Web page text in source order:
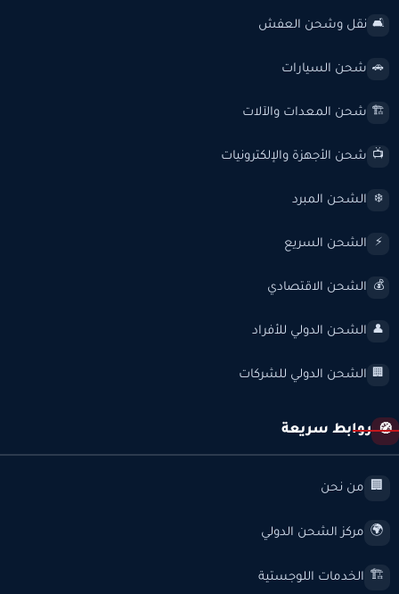
🛋️ نقل وشحن العفش
🚗 شحن السيارات
🏗️ شحن المعدات والآلات
📺 شحن الأجهزة والإلكترونيات
❄️ الشحن المبرد
⚡ الشحن السريع
💰 الشحن الاقتصادي
👤 الشحن الدولي للأفراد
🏢 الشحن الدولي للشركات
🧭 روابط سريعة
🏢 من نحن
🌍 مركز الشحن الدولي
🏗️ الخدمات اللوجستية